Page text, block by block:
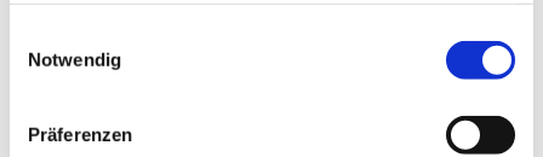
Notwendig
Präferenzen